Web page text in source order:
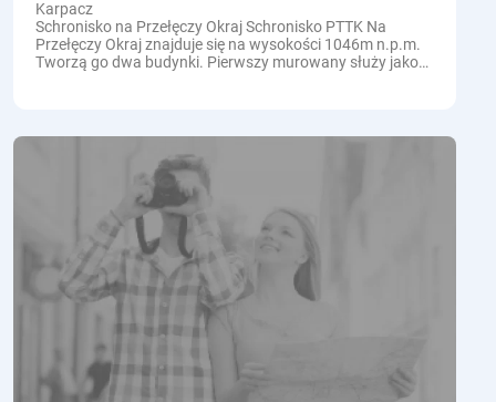
Karpacz
Schronisko na Przełęczy Okraj Schronisko PTTK Na
Przełęczy Okraj znajduje się na wysokości 1046m n.p.m.
Tworzą go dwa budynki. Pierwszy murowany służy jako